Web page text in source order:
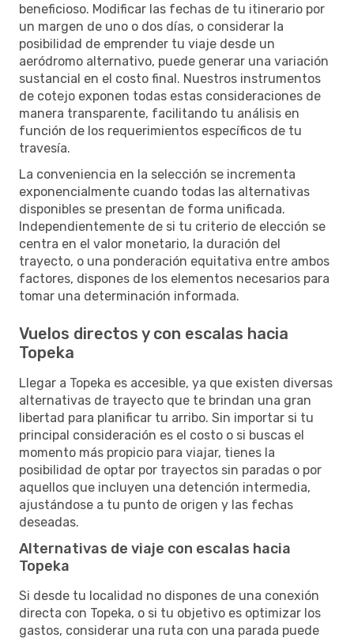
beneficioso. Modificar las fechas de tu itinerario por
un margen de uno o dos días, o considerar la
posibilidad de emprender tu viaje desde un
aeródromo alternativo, puede generar una variación
sustancial en el costo final. Nuestros instrumentos
de cotejo exponen todas estas consideraciones de
manera transparente, facilitando tu análisis en
función de los requerimientos específicos de tu
travesía.
La conveniencia en la selección se incrementa
exponencialmente cuando todas las alternativas
disponibles se presentan de forma unificada.
Independientemente de si tu criterio de elección se
centra en el valor monetario, la duración del
trayecto, o una ponderación equitativa entre ambos
factores, dispones de los elementos necesarios para
tomar una determinación informada.
Vuelos directos y con escalas hacia
Topeka
Llegar a Topeka es accesible, ya que existen diversas
alternativas de trayecto que te brindan una gran
libertad para planificar tu arribo. Sin importar si tu
principal consideración es el costo o si buscas el
momento más propicio para viajar, tienes la
posibilidad de optar por trayectos sin paradas o por
aquellos que incluyen una detención intermedia,
ajustándose a tu punto de origen y las fechas
deseadas.
Alternativas de viaje con escalas hacia
Topeka
Si desde tu localidad no dispones de una conexión
directa con Topeka, o si tu objetivo es optimizar los
gastos, considerar una ruta con una parada puede